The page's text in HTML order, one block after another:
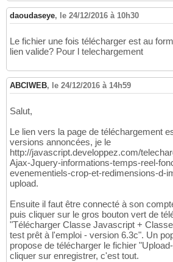
daoudaseye, le 24/12/2016 à 10h30
Le fichier une fois télécharger est au
lien valide? Pour l telechargement
ABCIWEB, le 24/12/2016 à 14h59
Salut,
Le lien vers la page de téléchargement
versions annoncées, je le
http://javascript.developpez.com/
Ajax-Jquery-informations-temps-reel-
evenementiels-crop-et-redimensions-d-
upload.
Ensuite il faut être connecté à son
puis cliquer sur le gros bouton vert de
"Télécharger Classe Javascript +
test prêt à l'emploi - version 6.3c". Un
propose de télécharger le fichier
cliquer sur enregistrer, c'est tout.